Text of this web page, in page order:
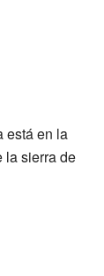
está en la
la sierra de